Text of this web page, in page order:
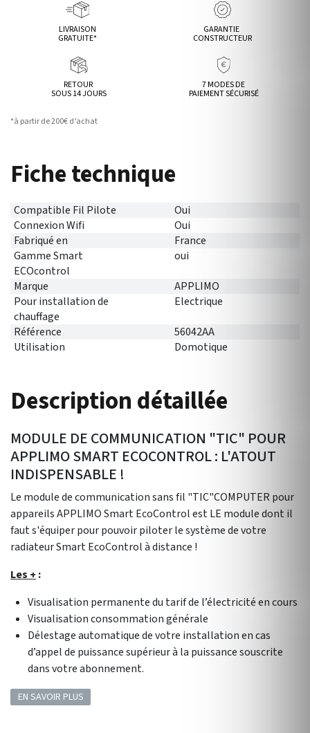
LIVRAISON
GRATUITE*
GARANTIE
CONSTRUCTEUR
RETOUR
SOUS 14 JOURS
7 MODES DE
PAIEMENT SÉCURISÉ
*à partir de 200€ d’achat
Fiche technique
Compatible Fil Pilote
Oui
Connexion Wifi
Oui
Fabriqué en
France
Gamme Smart
ECOcontrol
oui
Marque
APPLIMO
Pour installation de
chauffage
Electrique
Référence
56042AA
Utilisation
Domotique
Description détaillée
MODULE DE COMMUNICATION "TIC" POUR
APPLIMO SMART ECOCONTROL : L'ATOUT
INDISPENSABLE !
Le module de communication sans fil "TIC"COMPUTER pour
appareils APPLIMO Smart EcoControl est LE module dont il
faut s'équiper pour pouvoir piloter le système de votre
radiateur Smart EcoControl à distance !
Les + :
Visualisation permanente du tarif de l’électricité en cours
Visualisation consommation générale
Délestage automatique de votre installation en cas
d’appel de puissance supérieur à la puissance souscrite
dans votre abonnement.
EN SAVOIR PLUS